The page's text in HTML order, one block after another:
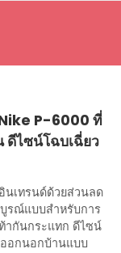
P-6000 ที่
ดีไซน์โฉบเฉี่ยว
เทรนด์ด้วยส่วนลด
รณ์แบบสําหรับการ
ากันกระแทก ดีไซน์
อกนอกบ้านแบบ